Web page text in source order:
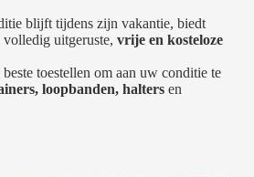
blijft tijdens zijn vakantie, biedt
uitgeruste, vrije en kosteloze
toestellen om aan uw conditie te
loopbanden, haltersen